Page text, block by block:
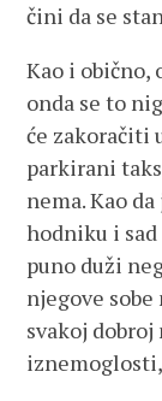
čini da se
Kao i obično,
onda se to
će zakoračiti
parkirani
nema. Kao
hodniku i
puno duži
njegove
svakoj